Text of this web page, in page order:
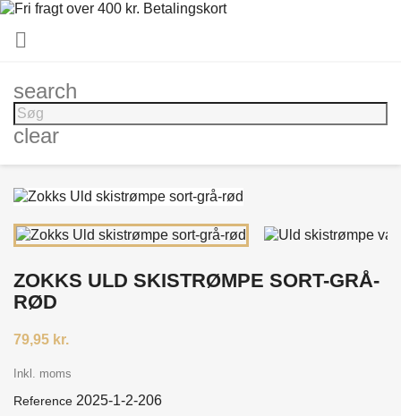

search
clear
ZOKKS ULD SKISTRØMPE SORT-GRÅ-
RØD
79,95 kr.
Inkl. moms
Reference 2025-1-2-206